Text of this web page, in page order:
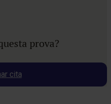
prova?
cita